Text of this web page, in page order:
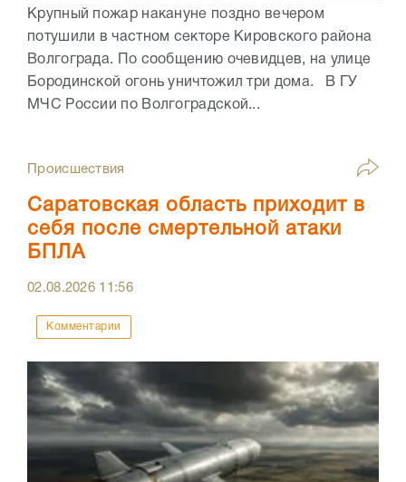
Крупный пожар накануне поздно вечером
потушили в частном секторе Кировского района
Волгограда. По сообщению очевидцев, на улице
Бородинской огонь уничтожил три дома. В ГУ
МЧС России по Волгоградской...
Происшествия
Саратовская область приходит в
себя после смертельной атаки
БПЛА
02.08.2026 11:56
Комментарии